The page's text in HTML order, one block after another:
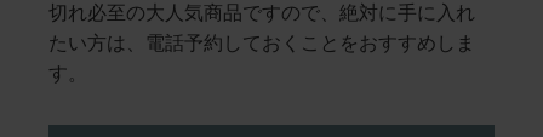
切れ必至の大人気商品ですので、絶対に手に入れ
たい方は、電話予約しておくことをおすすめしま
す。